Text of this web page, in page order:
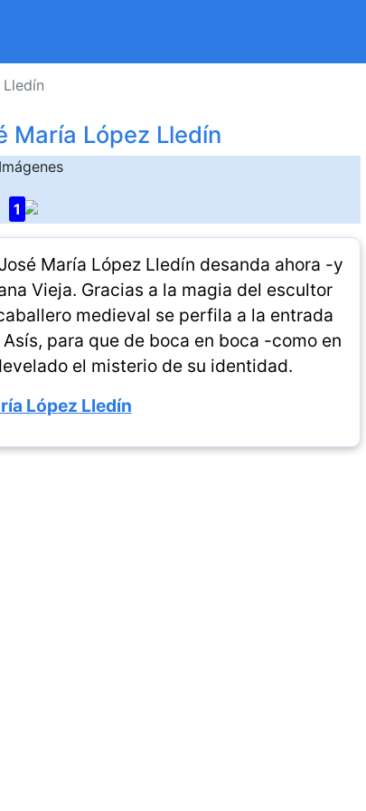
María López Lledín
Imágenes
1
María López Lledín desanda ahora -y
Vieja. Gracias a la magia del escultor
medieval se perfila a la entrada
para que de boca en boca -como en
el misterio de su identidad.
López Lledín